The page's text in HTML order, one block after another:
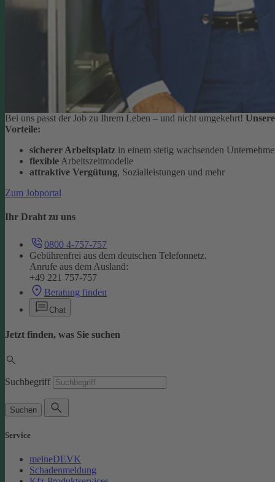
Bei uns passt der Job zu Ihrem Leben – und nicht umgekehrt! Unsere
Vorteile:
sicherer Arbeitsplatz in einem stetig wachsenden
flexible Arbeitszeitmodelle
attraktive Vergütung, Sozialleistungen und mehr
Zum Jobportal
Ihr Draht zu uns
0800 4-757-757
Gebührenfrei aus dem deutschen Telefonnetz.
Anrufe aus dem Ausland:
+49 221 757-757
Beratung finden
Chat
Jetzt finden, was Sie suchen
Suchbegriff
Suchen
Service
meineDEVK
Schadenmeldung